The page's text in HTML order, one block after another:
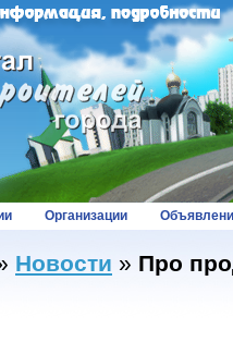
Организации
Новости » Про